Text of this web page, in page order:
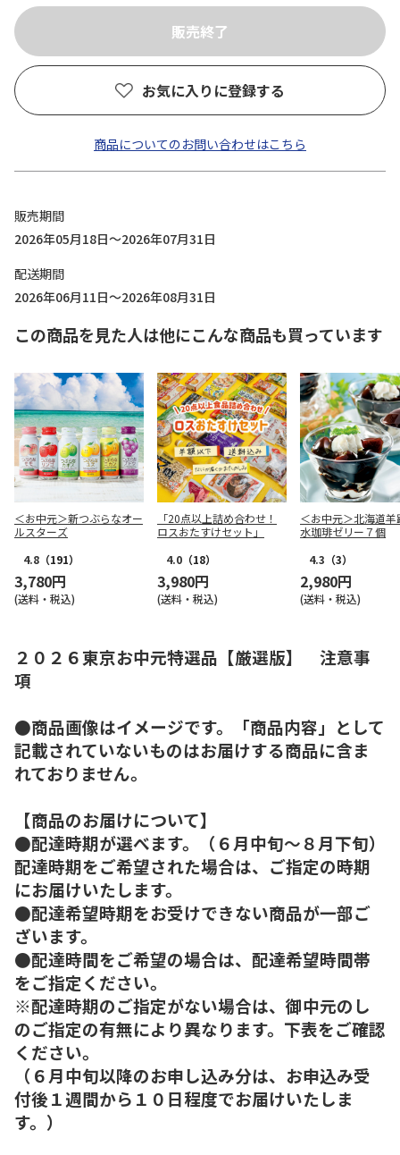
お気に入りに登録する
商品についてのお問い合わせはこちら
販売期間
2026年05月18日～2026年07月31日
配送期間
2026年06月11日～2026年08月31日
この商品を見た人は他にこんな商品も買っています
＜お中元＞新つぶらなオー
ルスターズ
4.8 （191）
3,780円
(送料・税込)
「20点以上詰め合わせ！
ロスおたすけセット」
4.0 （18）
3,980円
(送料・税込)
＜お中元＞北海道羊
水珈琲ゼリー７個
4.3 （3）
2,980円
(送料・税込)
２０２６東京お中元特選品【厳選版】 注意事
項
●商品画像はイメージです。「商品内容」として
記載されていないものはお届けする商品に含ま
れておりません。
【商品のお届けについて】
●配達時期が選べます。（６月中旬～８月下旬）
配達時期をご希望された場合は、ご指定の時期
にお届けいたします。
●配達希望時期をお受けできない商品が一部ご
ざいます。
●配達時間をご希望の場合は、配達希望時間帯
をご指定ください。
※配達時期のご指定がない場合は、御中元のし
のご指定の有無により異なります。下表をご確認
ください。
（６月中旬以降のお申し込み分は、お申込み受
付後１週間から１０日程度でお届けいたしま
す。）